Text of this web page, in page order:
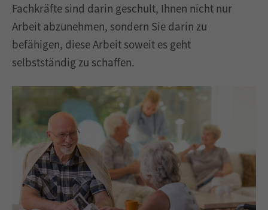
Fachkräfte sind darin geschult, Ihnen nicht nur
Arbeit abzunehmen, sondern Sie darin zu
befähigen, diese Arbeit soweit es geht
selbstständig zu schaffen.